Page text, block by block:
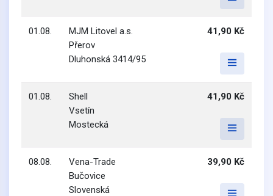
01.08.
MJM Litovel a.s.
Přerov
Dluhonská 3414/95
41,90 Kč
01.08.
Shell
Vsetín
Mostecká
41,90 Kč
08.08.
Vena-Trade
Bučovice
Slovenská
39,90 Kč